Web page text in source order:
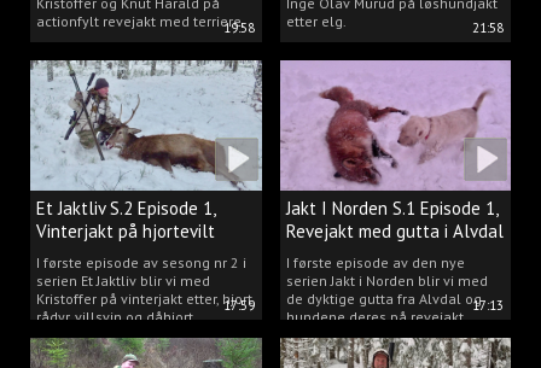
19:58
actionfylt revejakt med terriere.
21:58
etter elg.
17:59
Et Jaktliv S.2 Episode 1,
Vinterjakt på hjortevilt
I første episode av sesong nr 2 i
serien Et Jaktliv blir vi med
Kristoffer på vinterjakt etter, hjort,
rådyr, villsvin og dåhjort.
17:13
Jakt I Norden S.1 Episode 1,
Revejakt med gutta i Alvdal
I første episode av den nye
serien Jakt i Norden blir vi med
de dyktige gutta fra Alvdal og
hundene deres på revejakt.